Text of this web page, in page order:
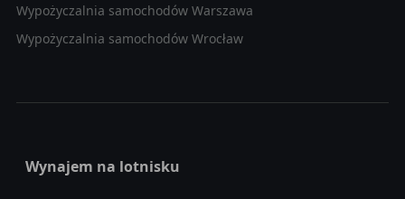
Wypożyczalnia samochodów Warszawa
Wypożyczalnia samochodów Wrocław
Wynajem na lotnisku